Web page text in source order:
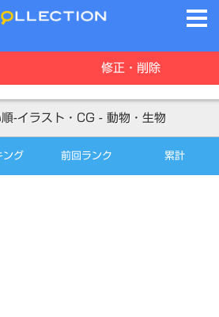
修正・削除
-イラスト・CG - 動物・生物
ング 前回ランク 累計